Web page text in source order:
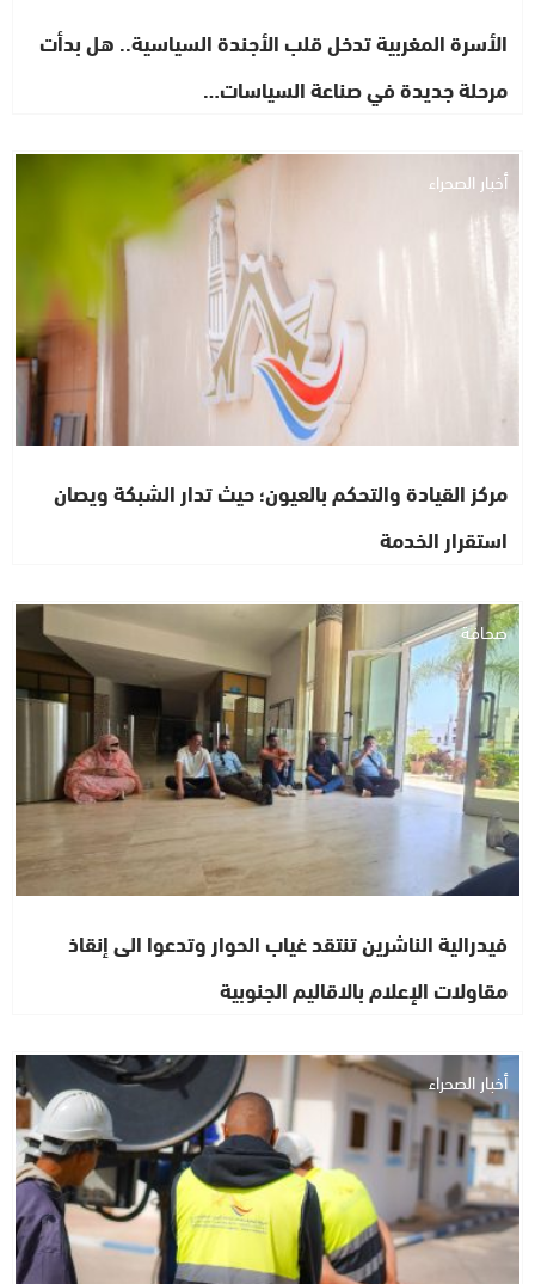
الأسرة المغربية تدخل قلب الأجندة السياسية.. هل بدأت
مرحلة جديدة في صناعة السياسات…
أخبار الصحراء
مركز القيادة والتحكم بالعيون؛ حيث تدار الشبكة ويصان
استقرار الخدمة
صحافة
فيدرالية الناشرين تنتقد غياب الحوار وتدعوا الى إنقاذ
مقاولات الإعلام بالاقاليم الجنوبية
أخبار الصحراء